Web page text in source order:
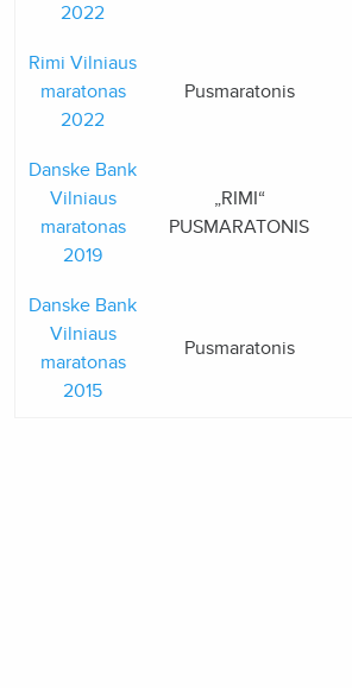
2022
Rimi Vilniaus
maratonas
2022
Pusmaratonis
Danske Bank
Vilniaus
maratonas
2019
„RIMI“
PUSMARATONIS
Danske Bank
Vilniaus
maratonas
2015
Pusmaratonis